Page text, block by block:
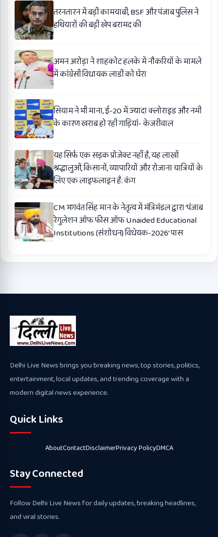
तरनतारन में बड़ी कामयाबी, BSF और पंजाब पुलिस ने
हथियारों की बड़ी खेप बरामद की
अमन अरोड़ा ने शाहकोट हलके में नौकरियों के मामले
में कांग्रेसी विधायक लाडी को घेरा
सियाम ने भी माना, ई-20 में ज्यादा क्लोराइड और नमी
के कारण खराब हो रही गाड़ियां- केजरीवाल
यह सिर्फ एक सड़क प्रोजेक्ट नहीं है, यह लाखों
श्रद्धालुओं, किसानों, व्यापारियों और रोजाना यात्रियों के
लिए एक लाइफलाइन है: कंग
CM भगवंत सिंह मान के नेतृत्व में मंत्रिमंडल द्वारा ‘पंजाब
रेगुलेशन ऑफ फीस ऑफ Unaided Educational
Institutions (संशोधन) विधेयक-2026’ पास
Delhi Live News brings you breaking news, top stories, politics,
entertainment, local updates, and trending coverage with a
modern digital news experience.
Quick Links
AboutContactDisclaimerPrivacy PolicyDMCA
Stay Connected
Follow Delhi Live News for daily updates, breaking headlines,
and viral stories.